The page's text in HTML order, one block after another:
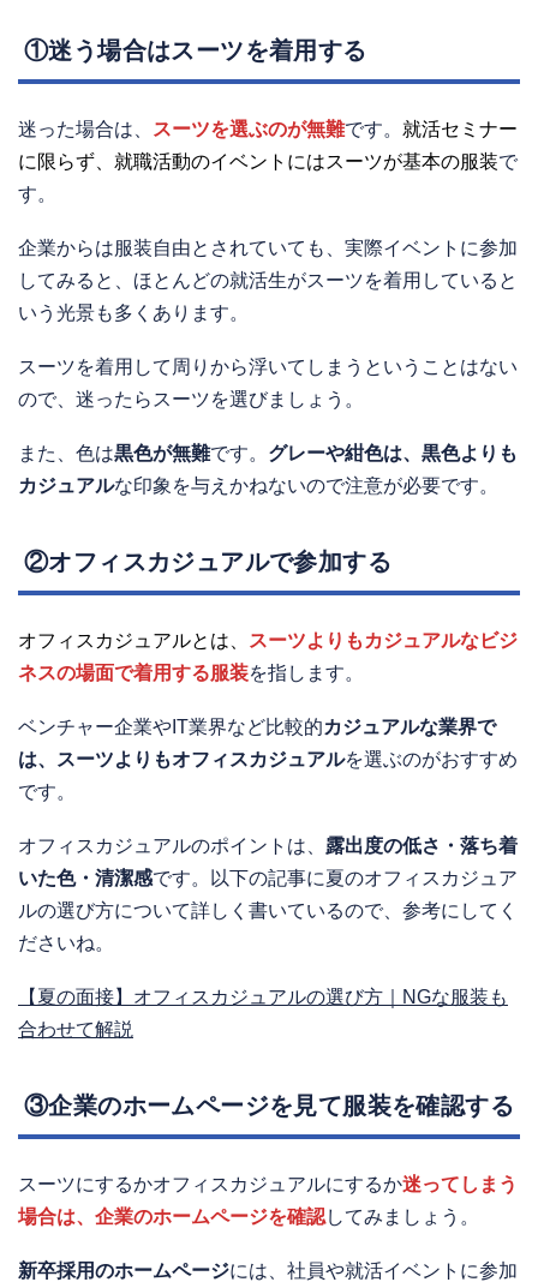
①迷う場合はスーツを着用する
迷った場合は、 スーツを選ぶのが無難です。 就活セミナー
に限らず、就職活動のイベントにはスーツが基本の服装で
す。
企業からは服装自由とされていても、実際イベントに参加
してみると、ほとんどの就活生がスーツを着用していると
いう光景も多くあります。
スーツを着用して周りから浮いてしまうということはない
ので、迷ったらスーツを選びましょう。
また、色は黒色が無難です。 グレーや紺色は、黒色よりも
カジュアルな印象を与えかねないので注意が必要です。
②オフィスカジュアルで参加する
オフィスカジュアルとは、
スーツよりもカジュアルなビジ
ネスの場面で着用する服装を指します。
ベンチャー企業やIT業界など比較的カジュアルな業界で
は、スーツよりもオフィスカジュアルを選ぶのがおすすめ
です。
オフィスカジュアルのポイントは、 露出度の低さ・落ち着
いた色・清潔感です。以下の記事に夏のオフィスカジュア
ルの選び方について詳しく書いているので、参考にしてく
ださいね。
【夏の面接】オフィスカジュアルの選び方｜NGな服装も
合わせて解説
③企業のホームページを見て服装を確認する
スーツにするかオフィスカジュアルにするか迷ってしまう
場合は、企業のホームページを確認してみましょう。
新卒採用のホームページには、社員や就活イベントに参加